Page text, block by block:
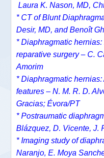
Laura K. Nason, MD,
* CT of Blunt
Desir, MD, andBenoît
* Diaphragmatic
reparative surgery – C.
Amorim
* Diaphragmatic
features – N. M. R. D.
Gracias; Évora/PT
* Postraumatic
Blázquez, D. Vicente, J.
* Imaging study of
Naranjo, E. Moya